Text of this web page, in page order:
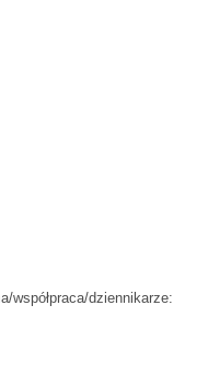
współpraca/dziennikarze: